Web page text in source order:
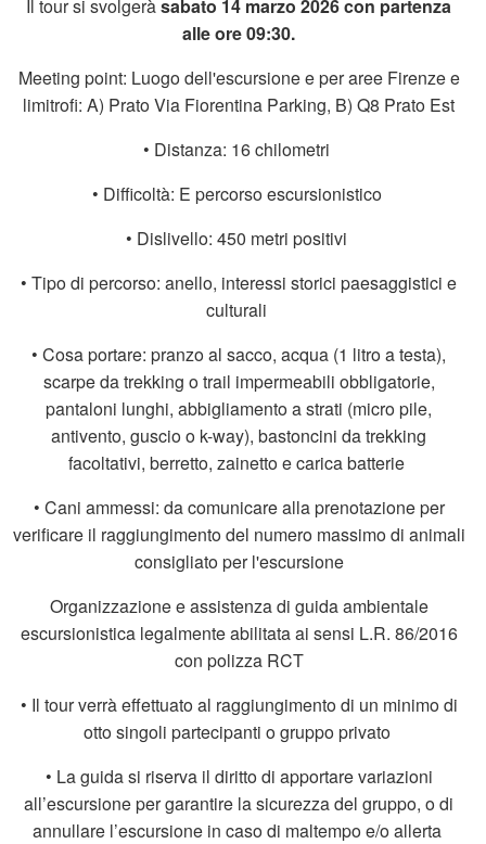
Il tour si svolgeràsabato 14 marzo 2026 con partenza
alle ore 09:30.
Meeting point: Luogo dell'escursione e per aree Firenze e
limitrofi: A) Prato Via Fiorentina Parking, B) Q8 Prato Est
• Distanza: 16 chilometri
• Difficoltà: E percorso escursionistico
• Dislivello: 450 metri positivi
• Tipo di percorso: anello, interessi storici paesaggistici e
culturali
• Cosa portare: pranzo al sacco, acqua (1 litro a testa),
scarpe da trekking o trail impermeabili obbligatorie,
pantaloni lunghi, abbigliamento a strati (micro pile,
antivento, guscio o k-way), bastoncini da trekking
facoltativi, berretto, zainetto e carica batterie
• Cani ammessi: da comunicare alla prenotazione per
verificare il raggiungimento del numero massimo di animali
consigliato per l'escursione
Organizzazione e assistenza di guida ambientale
escursionistica legalmente abilitata ai sensi L.R. 86/2016
con polizza RCT
• Il tour verrà effettuato al raggiungimento di un minimo di
otto singoli partecipanti o gruppo privato
• La guida si riserva il diritto di apportare variazioni
all’escursione per garantire la sicurezza del gruppo, o di
annullare l’escursione in caso di maltempo e/o allerta